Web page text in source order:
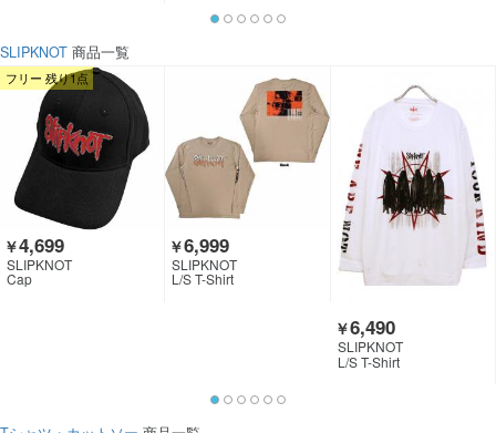
SLIPKNOT 商品一覧
フリー 残り1点
￥4,699
SLIPKNOT
Cap
￥6,999
SLIPKNOT
L/S T-Shirt
￥6,490
SLIPKNOT
L/S T-Shirt